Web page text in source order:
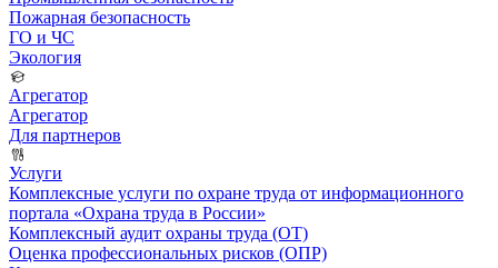
Пожарная безопасность
ГО и ЧС
Экология
Агрегатор
Агрегатор
Для партнеров
Услуги
Комплексные услуги по охране труда от информационного
портала «Охрана труда в России»
Комплексный аудит охраны труда (ОТ)
Оценка профессиональных рисков (ОПР)